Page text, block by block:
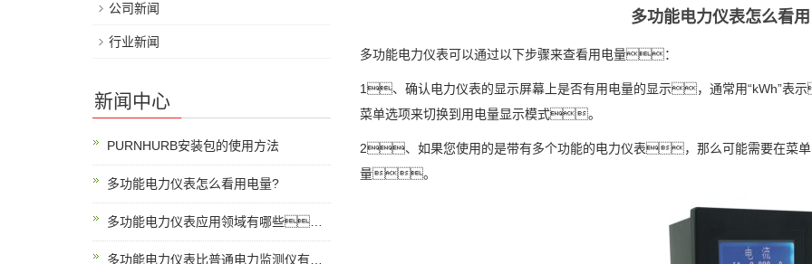
多功能电力仪表怎么看
多功能电力仪表可以通过以下步骤来查看用电量：
1、确认电力仪表的显示屏幕上是否有用电量的显示，通常用“kWh”
菜单选项来切换到用电量显示模式。
2、如果您使用的是带有多个功能的电力仪表，那么可能需要在菜
量。
公司新闻
行业新闻
新闻中心
PURNHURB安装包的使用方法
多功能电力仪表怎么看用电量?